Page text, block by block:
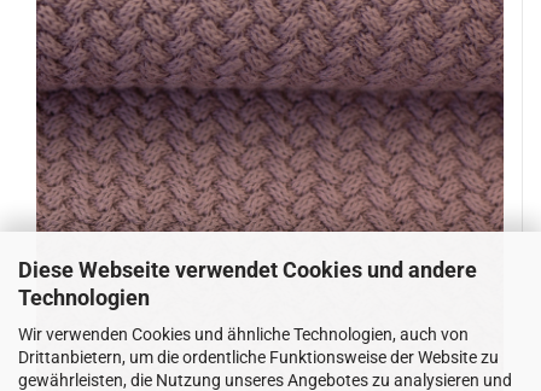
Diese Webseite verwendet Cookies und andere
Technologien
Wir verwenden Cookies und ähnliche Technologien, auch von
Drittanbietern, um die ordentliche Funktionsweise der Website zu
gewährleisten, die Nutzung unseres Angebotes zu analysieren und